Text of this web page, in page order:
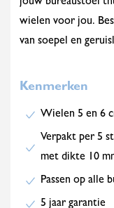
wielen voor jou.
van soepel en
Kenmerken
Wielen 5 en 6
Verpakt per 5
met dikte 10
Passen op alle
5 jaar garantie